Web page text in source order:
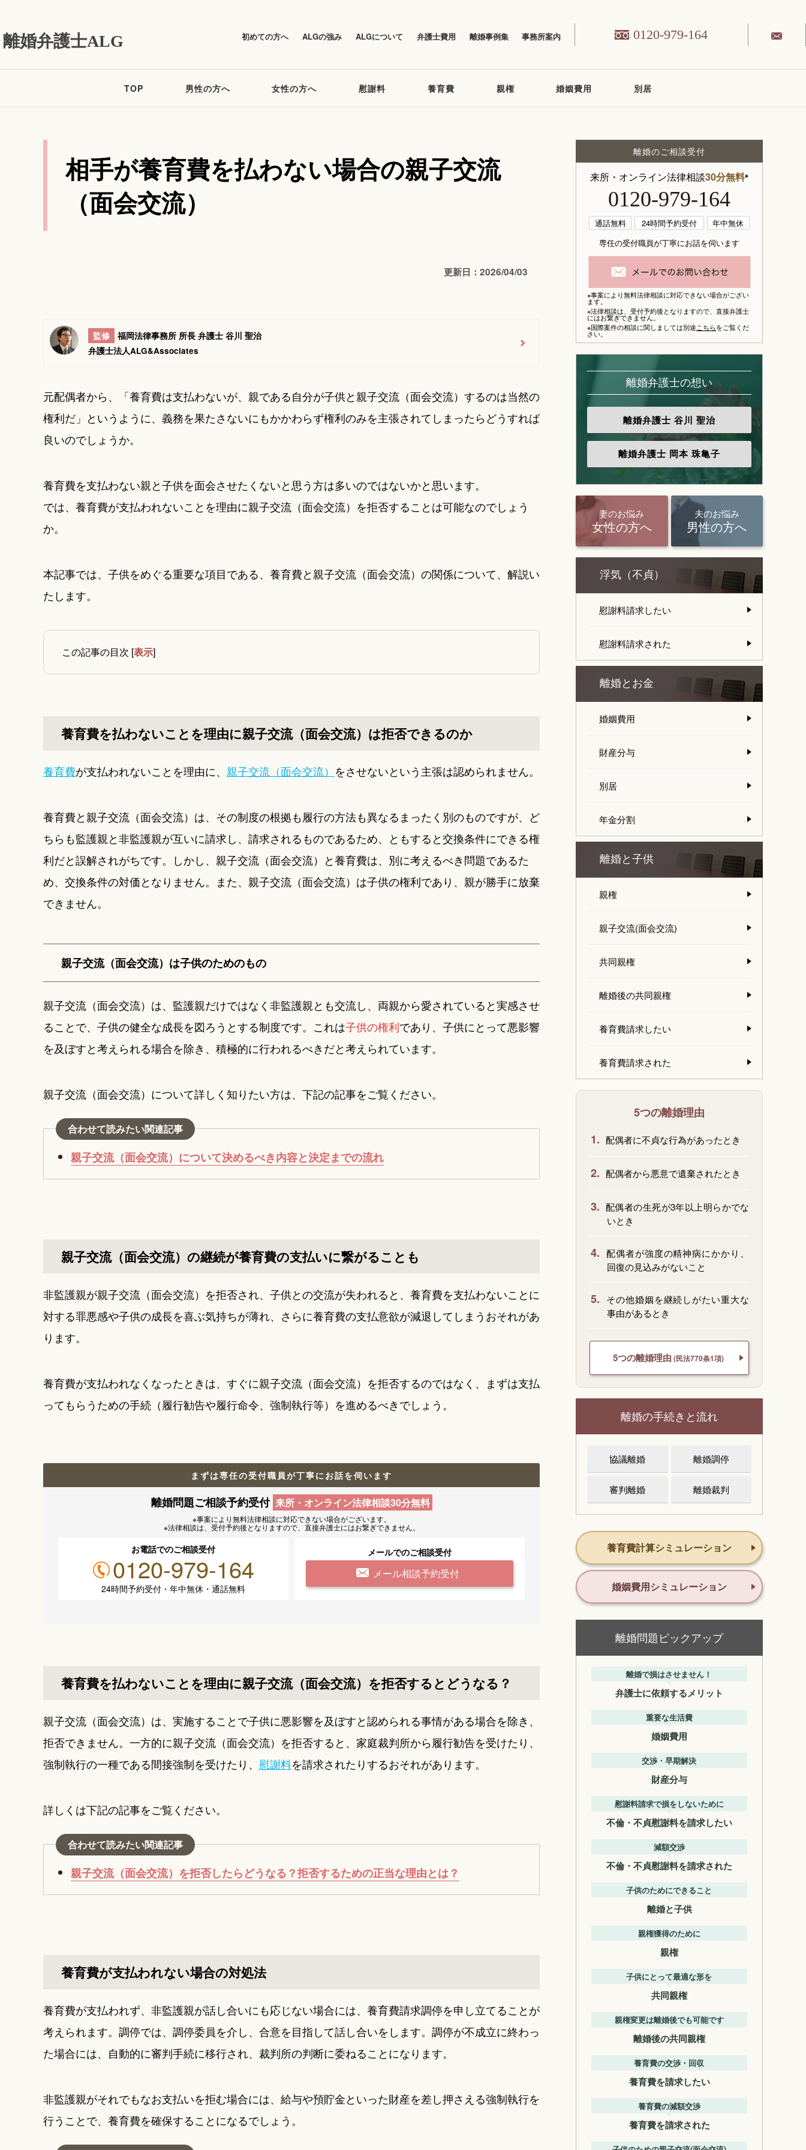
離婚弁護士ALG 初めての方へ ALGの強み ALGについて 弁護士費用 離婚事例集 事務所案内 0120-979-164
TOP 男性の方へ 女性の方へ 慰謝料 養育費 親権 婚姻費用 別居
相手が養育費を払わない場合の親子交流
（面会交流）
更新日：2026/04/03
監修
福岡法律事務所 所長 弁護士 谷川 聖治
弁護士法人ALG&Associates
元配偶者から、「養育費は支払わないが、親である自分が子供と親子交流（面会交流）するのは当然の
権利だ」というように、義務を果たさないにもかかわらず権利のみを主張されてしまったらどうすれば
良いのでしょうか。
養育費を支払わない親と子供を面会させたくないと思う方は多いのではないかと思います。
では、養育費が支払われないことを理由に親子交流（面会交流）を拒否することは可能なのでしょう
か。
本記事では、子供をめぐる重要な項目である、養育費と親子交流（面会交流）の関係について、解説い
たします。
この記事の目次 [表示]
養育費を払わないことを理由に親子交流（面会交流）は拒否できるのか
養育費が支払われないことを理由に、 親子交流（面会交流） をさせないという主張は認められません。
養育費と親子交流（面会交流）は、その制度の根拠も履行の方法も異なるまったく別のものですが、ど
ちらも監護親と非監護親が互いに請求し、請求されるものであるため、ともすると交換条件にできる権
利だと誤解されがちです。しかし、親子交流（面会交流）と養育費は、別に考えるべき問題であるた
め、交換条件の対価となりません。また、親子交流（面会交流）は子供の権利であり、親が勝手に放棄
できません。
親子交流（面会交流）は子供のためのもの
親子交流（面会交流）は、監護親だけではなく非監護親とも交流し、両親から愛されていると実感させ
ることで、子供の健全な成長を図ろうとする制度です。これは子供の権利であり、子供にとって悪影響
を及ぼすと考えられる場合を除き、積極的に行われるべきだと考えられています。
親子交流（面会交流）について詳しく知りたい方は、下記の記事をご覧ください。
合わせて読みたい関連記事
親子交流（面会交流）について決めるべき内容と決定までの流れ
親子交流（面会交流）の継続が養育費の支払いに繋がることも
非監護親が親子交流（面会交流）を拒否され、子供との交流が失われると、養育費を支払わないことに
対する罪悪感や子供の成長を喜ぶ気持ちが薄れ、さらに養育費の支払意欲が減退してしまうおそれがあ
ります。
養育費が支払われなくなったときは、すぐに親子交流（面会交流）を拒否するのではなく、まずは支払
ってもらうための手続（履行勧告や履行命令、強制執行等）を進めるべきでしょう。
まずは専任の受付職員が丁寧にお話を伺います
離婚問題ご相談予約受付 来所・オンライン法律相談30分無料
※事案により無料法律相談に対応できない場合がございます。
※法律相談は、受付予約後となりますので、 直接弁護士にはお繋ぎできません。
お電話でのご相談受付
0120-979-164
24時間予約受付・年中無休・通話無料
メールでのご相談受付
メール相談予約受付
養育費を払わないことを理由に親子交流（面会交流）を拒否するとどうなる？
親子交流（面会交流）は、実施することで子供に悪影響を及ぼすと認められる事情がある場合を除き、
拒否できません。一方的に親子交流（面会交流）を拒否すると、家庭裁判所から履行勧告を受けたり、
強制執行の一種である間接強制を受けたり、 慰謝料を請求されたりするおそれがあります。
詳しくは下記の記事をご覧ください。
合わせて読みたい関連記事
親子交流（面会交流）を拒否したらどうなる？拒否するための正当な理由とは？
養育費が支払われない場合の対処法
養育費が支払われず、非監護親が話し合いにも応じない場合には、養育費請求調停を申し立てることが
考えられます。調停では、調停委員を介し、合意を目指して話し合いをします。調停が不成立に終わっ
た場合には、自動的に審判手続に移行され、裁判所の判断に委ねることになります。
非監護親がそれでもなお支払いを拒む場合には、給与や預貯金といった財産を差し押さえる強制執行を
行うことで、養育費を確保することになるでしょう。
離婚のご相談受付
来所・オンライン法律相談30分無料※
0120-979-164
通話無料 24時間予約受付
年中無休
専任の受付職員が丁寧にお話を伺います
※事案により無料法律相談に対応できない場合がござい
ます。
※法律相談は、 受付予約後となりますので、 直接弁護士
にはお繋ぎできません。
※国際案件の相談に関しましては別途こちらをご覧くだ
さい。
離婚弁護士の想い
離婚弁護士 谷川 聖治
離婚弁護士 岡本 珠亀子
妻のお悩み
女性の方へ
夫のお悩み
男性の方へ
浮気（不貞）
慰謝料請求したい
慰謝料請求された
離婚とお金
婚姻費用
財産分与
別居
年金分割
離婚と子供
親権
親子交流(面会交流)
共同親権
離婚後の共同親権
養育費請求したい
養育費請求された
5つの離婚理由
1. 配偶者に不貞な行為があったとき
2. 配偶者から悪意で遺棄されたとき
3. 配偶者の生死が3年以上明らかでな
いとき
4. 配偶者が強度の精神病にかかり、
回復の見込みがないこと
5.
その他婚姻を継続しがたい重大な
事由があるとき
5つの離婚理由 (民法770条1項)
離婚の手続きと流れ
協議離婚 離婚調停
審判離婚 離婚裁判
養育費計算シミュレーション
婚姻費用シミュレーション
離婚問題ピックアップ
離婚で損はさせません！
弁護士に依頼するメリット
重要な生活費
婚姻費用
交渉・早期解決
財産分与
慰謝料請求で損をしないために
不倫・不貞慰謝料を請求したい
減額交渉
不倫・不貞慰謝料を請求された
子供のためにできること
離婚と子供
親権獲得のために
親権
子供にとって最適な形を
共同親権
親権変更は離婚後でも可能です
離婚後の共同親権
養育費の交渉・回収
養育費を請求したい
養育費の減額交渉
養育費を請求された